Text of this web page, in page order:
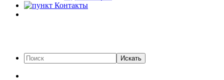
Контакты
Искать